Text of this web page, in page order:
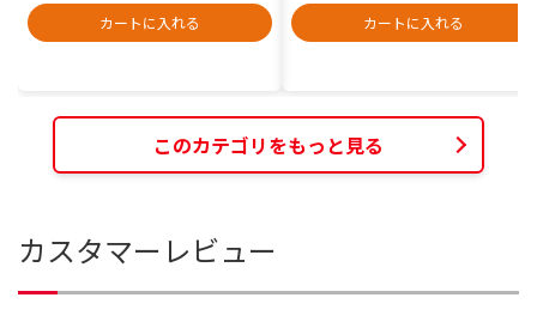
カートに入れる
カートに入れる
このカテゴリをもっと見る
カスタマーレビュー